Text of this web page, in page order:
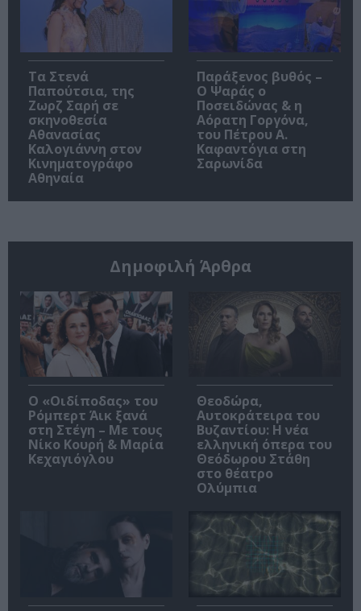
Τα Στενά
Παπούτσια, της
Ζωρζ Σαρή σε
σκηνοθεσία
Αθανασίας
Καλογιάννη στον
Κινηματογράφο
Αθηναία
Παράξενος βυθός –
Ο Ψαράς ο
Ποσειδώνας & η
Αόρατη Γοργόνα,
του Πέτρου Α.
Καφαντόγια στη
Σαρωνίδα
Δημοφιλή Άρθρα
O «Οιδίποδας» του
Ρόμπερτ Άικ ξανά
στη Στέγη – Με τους
Νίκο Κουρή & Μαρία
Κεχαγιόγλου
Θεοδώρα,
Αυτοκράτειρα του
Βυζαντίου: Η νέα
ελληνική όπερα του
Θεόδωρου Στάθη
στο θέατρο
Ολύμπια